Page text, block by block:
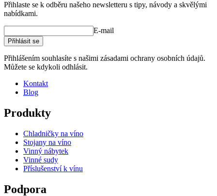
Přihlaste se k odběru našeho newsletteru s tipy, návody a skvělými
nabídkami.
E-mail
Přihlásit se
Přihlášením souhlasíte s našimi zásadami ochrany osobních údajů.
Můžete se kdykoli odhlásit.
Kontakt
Blog
Produkty
Chladničky na víno
Stojany na víno
Vinný nábytek
Vinné sudy
Příslušenství k vínu
Podpora